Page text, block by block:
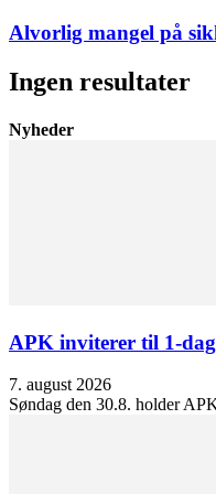
Alvorlig mangel på
Ingen resultater
Nyheder
APK inviterer til 1-
7. august 2026
Søndag den 30.8. holder